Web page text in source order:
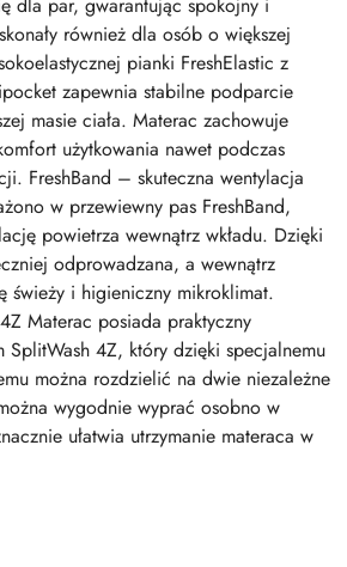
również dla osób o większej
pianki FreshElastic z
zapewnia stabilne podparcie
masie ciała. Materac zachowuje
użytkowania nawet podczas
FreshBand – skuteczna wentylacja
w przewiewny pas FreshBand,
powietrza wewnątrz wkładu. Dzięki
odprowadzana, a wewnątrz
świeży i higieniczny mikroklimat.
Materac posiada praktyczny
SplitWash 4Z, który dzięki specjalnemu
można rozdzielić na dwie niezależne
wygodnie wyprać osobno w
ułatwia utrzymanie materaca w